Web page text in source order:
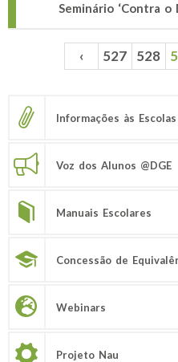
Seminário ‘Contra o
Páginas ‹ 527 528
Informações às Escolas
Voz dos Alunos @DGE
Manuais Escolares
Concessão de
Webinars
Projeto Nau